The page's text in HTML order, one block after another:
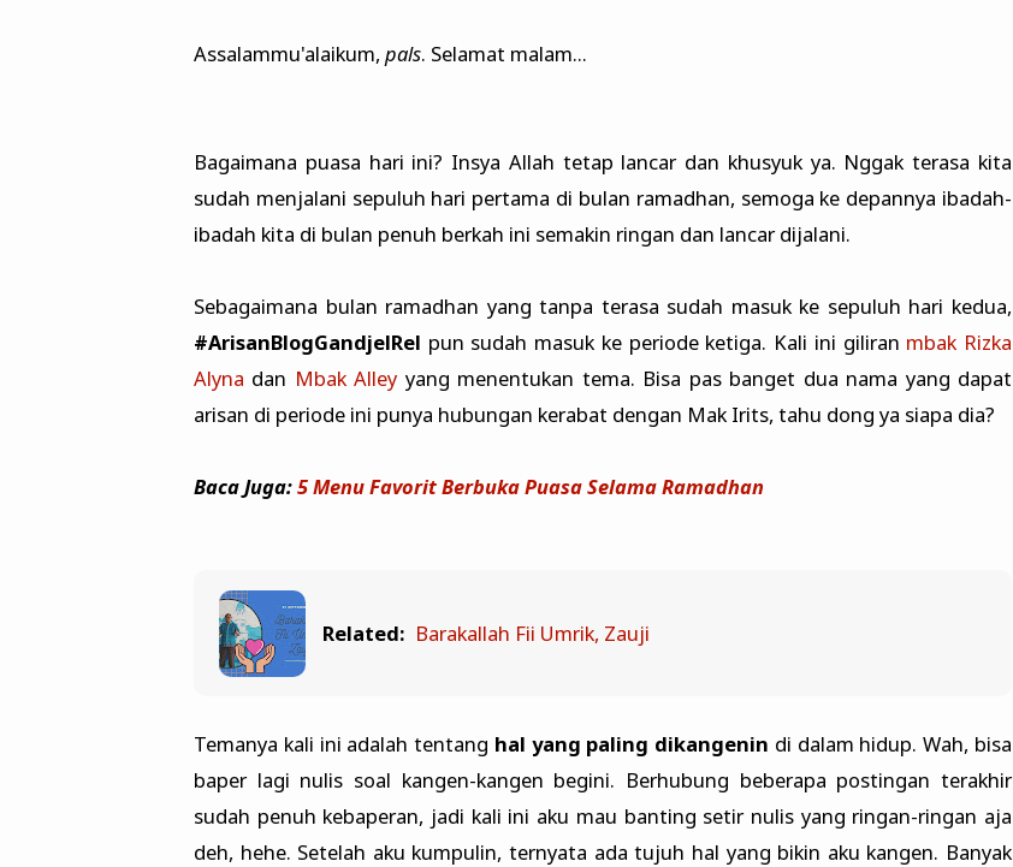
Assalammu'alaikum, pals. Selamat malam...
Bagaimana puasa hari ini? Insya Allah tetap lancar dan khusyuk ya. Nggak terasa kita
sudah menjalani sepuluh hari pertama di bulan ramadhan, semoga ke depannya ibadah-
ibadah kita di bulan penuh berkah ini semakin ringan dan lancar dijalani.
Sebagaimana bulan ramadhan yang tanpa terasa sudah masuk ke sepuluh hari kedua,
#ArisanBlogGandjelRel pun sudah masuk ke periode ketiga. Kali ini giliran mbak Rizka
Alyna dan Mbak Alley yang menentukan tema. Bisa pas banget dua nama yang dapat
arisan di periode ini punya hubungan kerabat dengan Mak Irits, tahu dong ya siapa dia?
Baca Juga:5 Menu Favorit Berbuka Puasa Selama Ramadhan
Related: Barakallah Fii Umrik, Zauji
Temanya kali ini adalah tentang hal yang paling dikangenin di dalam hidup. Wah, bisa
baper lagi nulis soal kangen-kangen begini. Berhubung beberapa postingan terakhir
sudah penuh kebaperan, jadi kali ini aku mau banting setir nulis yang ringan-ringan aja
deh, hehe. Setelah aku kumpulin, ternyata ada tujuh hal yang bikin aku kangen. Banyak